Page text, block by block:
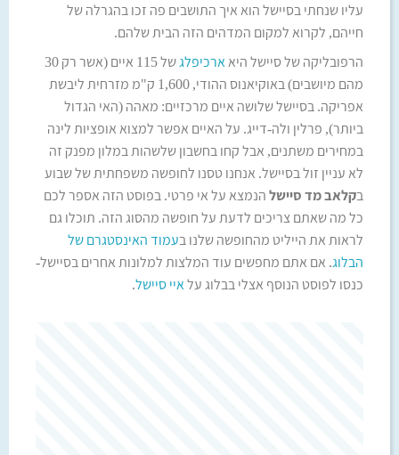
עליו שנחתי בסיישל הוא איך התושבים פה זכו בהגרלה של
חייהם, לקרוא למקום המדהים הזה הבית שלהם.
הרפובליקה של סיישל היאארכיפלג
של 115 איים (אשר רק 30
מהם מיושבים) באוקיאנוס ההודי, 1,600 ק"מ מזרחית ליבשת
אפריקה. בסיישל שלושה איים מרכזיים: מאהה (האי הגדול
ביותר), פרלין ולה-דייג. על האיים אפשר למצוא אופציות לינה
במחירים משתנים, אבל קחו בחשבון שלשהות במלון מפנק זה
לא עניין זול בסיישל. אנחנו טסנו לחופשה משפחתית של שבוע
בקלאב מד סיישלהנמצא על אי פרטי. בפוסט הזה אספר לכם
כל מה שאתם צריכים לדעת על חופשה מהסוג הזה. תוכלו גם
לראות את הייליט מהחופשה שלנו בעמוד האינסטגרם של
הבלוג. אם אתם מחפשים עוד המלצות למלונות אחרים בסיישל-
כנסו לפוסט הנוסף אצלי בבלוג עלאיי סיישל.